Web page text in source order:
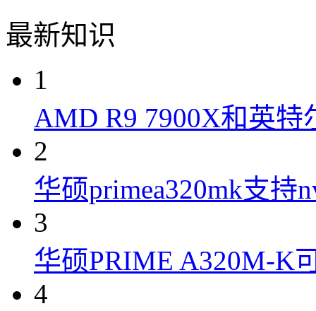
最新知识
1
AMD R9 7900X和英特
2
华硕primea320mk支持
3
华硕PRIME A320M-K
4